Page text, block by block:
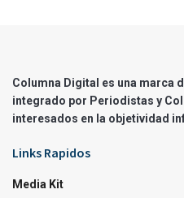
Columna Digital es una marca
integrado por Periodistas y
interesados en la objetividad
Links Rapidos
Media Kit